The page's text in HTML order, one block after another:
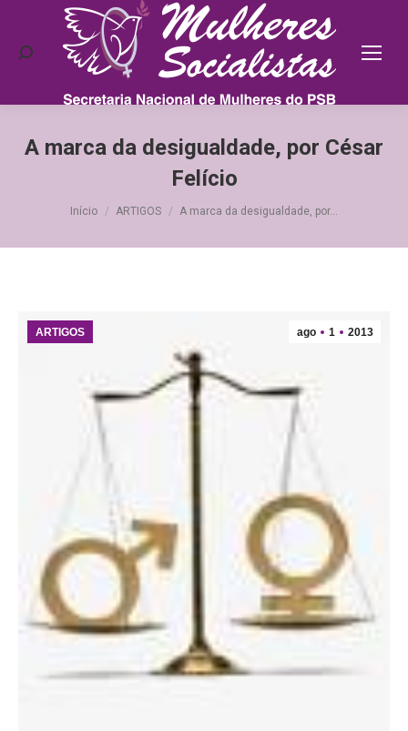
Search:
A marca da desigualdade, por César
Felício
Você está aqui:
Início ARTIGOS A marca da desigualdade, por…
ago 1 2013
ARTIGOS